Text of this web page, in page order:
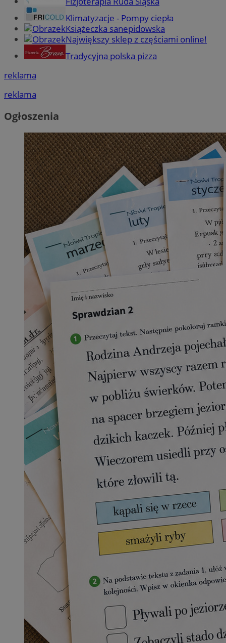
Klimatyzacje - Pompy ciepła
Książeczka sanepidowska
Największy sklep z częściami online!
Tradycyjna polska pizza
reklama
reklama
Ogłoszenia